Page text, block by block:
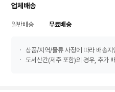
업체배송
일반배송 무료배송
상품/지역/물류 사정에 따라 배송지
도서산간(제주 포함)의 경우, 추가